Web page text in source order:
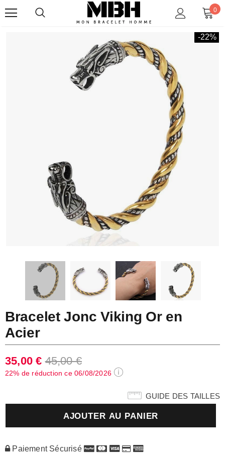
0
-22%
Bracelet Jonc Viking Or en
Acier
35,00 €45,00 €
22% de réduction ce 06/08/2026
GUIDE DES TAILLES
Paiement Sécurisé